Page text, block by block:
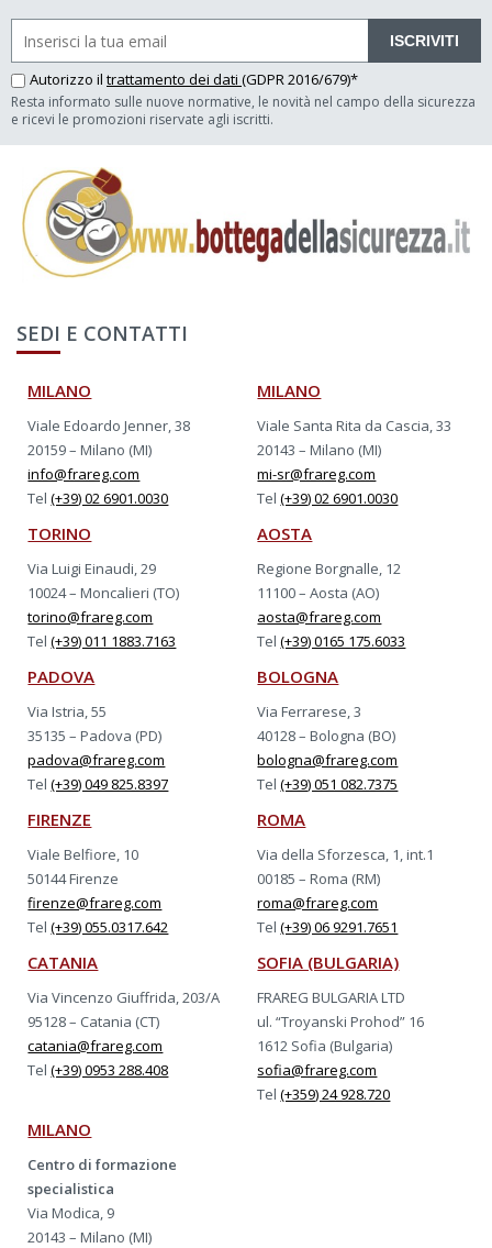
ISCRIVITI
Autorizzo il trattamento dei dati (GDPR 2016/679)*
Resta informato sulle nuove normative, le novità nel campo della sicurezza
e ricevi le promozioni riservate agli iscritti.
SEDI E CONTATTI
MILANO
Viale Edoardo Jenner, 38
20159 – Milano (MI)
info@frareg.com
Tel(+39) 02 6901.0030
MILANO
Viale Santa Rita da Cascia, 33
20143 – Milano (MI)
mi-sr@frareg.com
Tel(+39) 02 6901.0030
TORINO
Via Luigi Einaudi, 29
10024 – Moncalieri (TO)
torino@frareg.com
Tel(+39) 011 1883.7163
AOSTA
Regione Borgnalle, 12
11100 – Aosta (AO)
aosta@frareg.com
Tel(+39) 0165 175.6033
PADOVA
Via Istria, 55
35135 – Padova (PD)
padova@frareg.com
Tel(+39) 049 825.8397
BOLOGNA
Via Ferrarese, 3
40128 – Bologna (BO)
bologna@frareg.com
Tel(+39) 051 082.7375
FIRENZE
Viale Belfiore, 10
50144 Firenze
firenze@frareg.com
Tel(+39) 055.0317.642
ROMA
Via della Sforzesca, 1, int.1
00185 – Roma (RM)
roma@frareg.com
Tel(+39) 06 9291.7651
CATANIA
Via Vincenzo Giuffrida, 203/A
95128 – Catania (CT)
catania@frareg.com
Tel(+39) 0953 288.408
SOFIA (BULGARIA)
FRAREG BULGARIA LTD
ul. “Troyanski Prohod” 16
1612 Sofia (Bulgaria)
sofia@frareg.com
Tel(+359) 24 928.720
MILANO
Centro di formazione
specialistica
Via Modica, 9
20143 – Milano (MI)